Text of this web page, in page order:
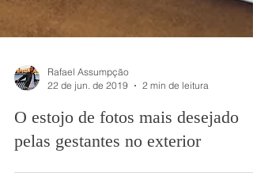
22 de jun. de 2019
2 min de leitura
O estojo de fotos mais desejado
pelas gestantes no exterior